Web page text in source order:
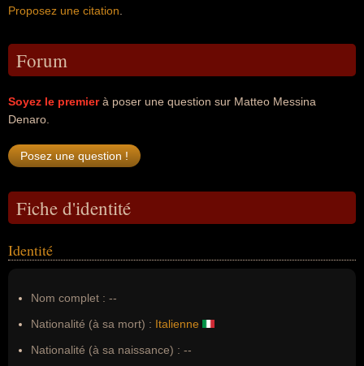
Proposez une citation
Forum
Soyez le premierà poser une question sur Matteo Messina
Denaro.
Fiche d'identité
Identité
Nom complet : --
Nationalité (à sa mort) : Italienne
Nationalité (à sa naissance) : --